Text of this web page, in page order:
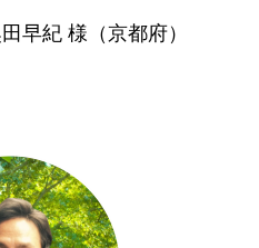
早紀 様（京都府）